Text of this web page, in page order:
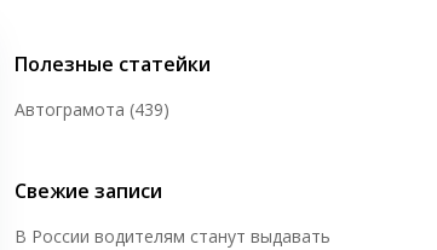
Полезные статейки
Автограмота (439)
Свежие записи
В России водителям станут выдавать